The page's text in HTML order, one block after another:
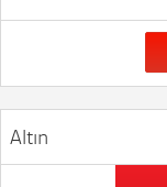
Altın